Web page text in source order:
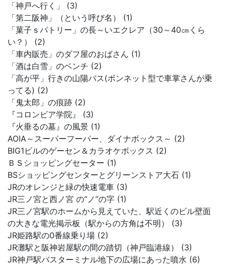
「神戸へ行く」 (3)
「第二阪神」（という呼び名） (1)
「菓子ｓパトリー」の長～いエクレア（30～40㎝くら
い？） (2)
「車内販売」のダフ屋のおばさん (1)
「酒は白雪」のベンチ (2)
「高が平」行きの山陽バス(ボンネット型で車掌さんが乗
ってる) (2)
「鬼太郎」の痕跡 (2)
『コロンビア学院』 (3)
『火垂るの墓』の風景 (1)
AOIA～スーパーフーパー、ダイナボックス～ (2)
BIG1ビルのゲーセン＆カラオケボックス (2)
ＢＳショッピングセーター (1)
BSショッピングセンターとグリーンストア大石 (1)
JRのオレンジと緑の快速電車 (3)
JR三ノ宮と西ノ宮 の“ノ”の字 (1)
JR三ノ宮駅のホームから見えていた、駅近くのビル壁面
の大きな電光掲示板（駅からの方角は不明） (3)
JR姫路駅の0番線乗り場 (2)
JR灘駅と阪神岩屋駅の間の踏切（神戸臨港線） (3)
JR神戸駅バスターミナル地下の広場にあった噴水 (6)